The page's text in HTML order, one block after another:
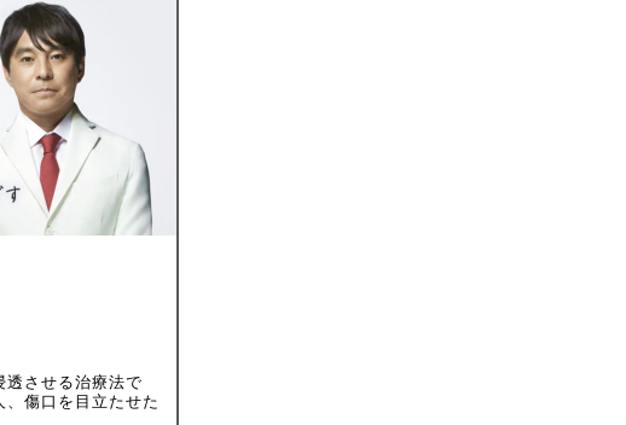
透させる治療法で
傷口を目立たせた